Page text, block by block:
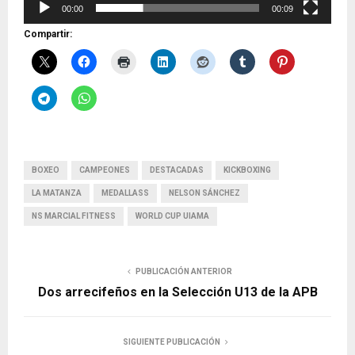
o
00:00 00:09
Compartir:
BOXEO CAMPEONES DESTACADAS KICKBOXING
LA MATANZA MEDALLASS NELSON SÁNCHEZ
NS MARCIAL FITNESS WORLD CUP UIAMA
PUBLICACIÓN ANTERIOR
Dos arrecifeños en la Selección U13 de la APB
SIGUIENTE PUBLICACIÓN